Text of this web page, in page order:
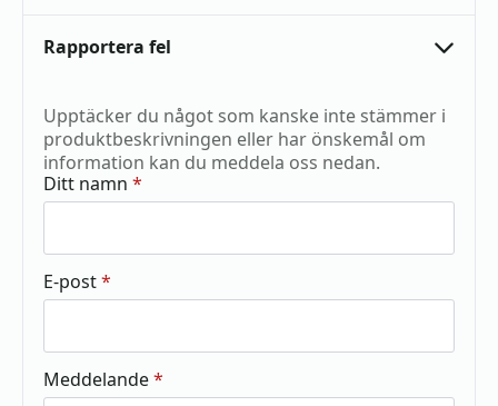
Rapportera fel
Upptäcker du något som kanske inte stämmer i
produktbeskrivningen eller har önskemål om
information kan du meddela oss nedan.
Ditt namn *
E-post*
Meddelande*